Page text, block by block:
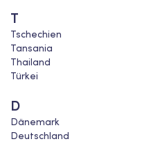
T
Tschechien
Tansania
Thailand
Türkei
D
Dänemark
Deutschland